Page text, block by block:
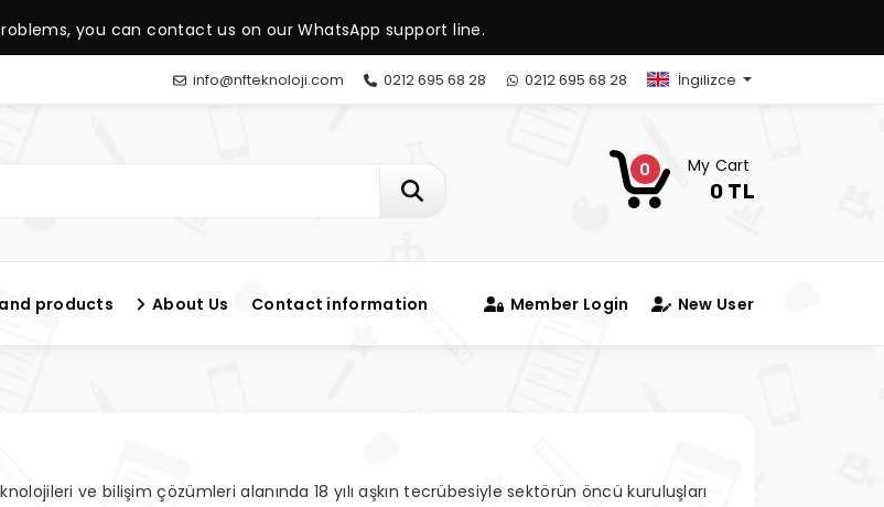
you can contact us on our WhatsApp support line.
info@nfteknoloji.com 0212 695 68 28 0212 695 68 28 İngilizce
0 My Cart
0 TL
products About Us Contact information Member Login New User
ve bilişim çözümleri alanında 18 yılı aşkın tecrübesiyle sektörün öncü kuruluşları